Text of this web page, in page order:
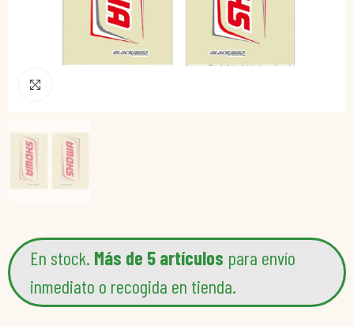
En stock. Más de 5 artículos para envío
inmediato o recogida en tienda.